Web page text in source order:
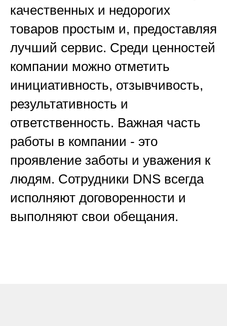
качественных и недорогих
товаров простым и, предоставляя
лучший сервис. Среди ценностей
компании можно отметить
инициативность, отзывчивость,
результативность и
ответственность. Важная часть
работы в компании - это
проявление заботы и уважения к
людям. Сотрудники DNS всегда
исполняют договоренности и
выполняют свои обещания.